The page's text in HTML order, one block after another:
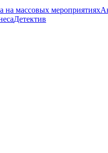
на массовых мероприятиях
Детектив